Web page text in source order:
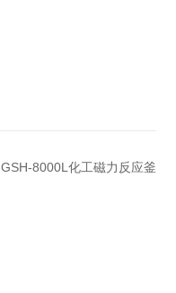
GSH-8000L化工磁力反应釜